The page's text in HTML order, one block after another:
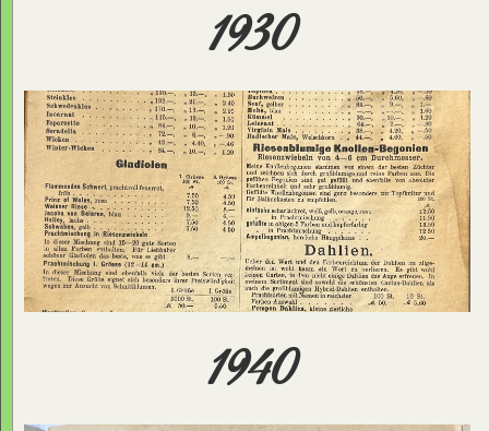
1930
1940